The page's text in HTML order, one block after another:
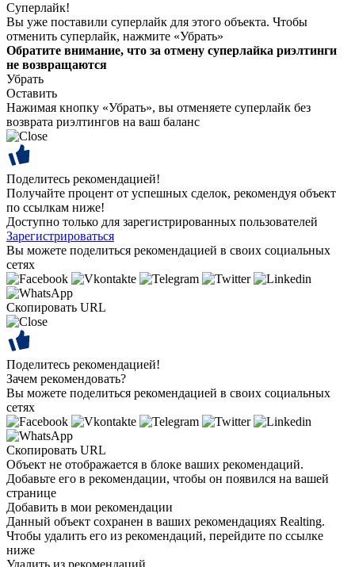
Суперлайк!
Вы уже поставили суперлайк для этого объекта. Чтобы
отменить суперлайк, нажмите «Убрать»
Обратите внимание, что за отмену суперлайка риэлтинги
не возвращаются
Убрать
Оставить
Нажимая кнопку «Убрать», вы отменяете суперлайк без
возврата риэлтингов на ваш баланс
Поделитесь рекомендацией!
Получайте процент от успешных сделок, рекомендуя объект
по ссылкам ниже!
Доступно только для зарегистрированных пользователей
Зарегистрироваться
Вы можете поделиться рекомендацией в своих социальных
сетях
Скопировать URL
Поделитесь рекомендацией!
Зачем рекомендовать?
Вы можете поделиться рекомендацией в своих социальных
сетях
Скопировать URL
Объект не отображается в блоке ваших рекомендаций.
Добавьте его в рекомендации, чтобы он появился на вашей
странице
Добавить в мои рекомендации
Данный объект сохранен в ваших рекомендациях Realting.
Чтобы удалить его из рекомендаций, перейдите по ссылке
ниже
Удалить из рекомендаций